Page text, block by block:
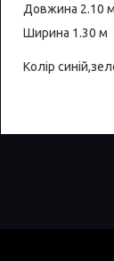
Довжина 2.10 м
Ширина 1.30 м
Колір